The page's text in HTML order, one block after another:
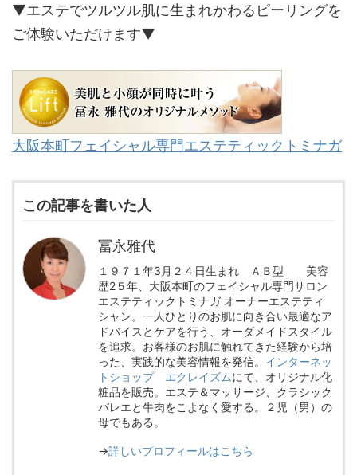
▼エステでツルツル肌に生まれかわるピーリングを
ご体験いただけます▼
大阪本町フェイシャル専門エステティックトミナガ
この記事を書いた人
冨永雅代
１９７１年3月２４日生まれ ＡＢ型 美容
歴2５年、大阪本町のフェイシャル専門サロン
エステティックトミナガ オーナーエステティ
シャン。一人ひとりのお肌に向き合い最適なア
ドバイスとケアを行う、オーダメイドスタイル
を追求。お客様のお肌に触れてきた経験から培
った、実践的な美容情報を発信。 インターネッ
トショップ エクレイズムにて、オリジナル化
粧品を販売。エステ＆マッサージ、クラシック
バレエと牛肉をこよなく愛する。２児（男）の
母でもある。
→詳しいプロフィールはこちら